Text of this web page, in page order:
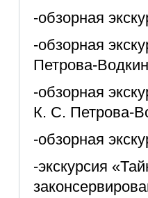
-обзорная
-обзорная
Петрова-
-обзорная
К. С. Петрова-
-обзорная
-экскурсия